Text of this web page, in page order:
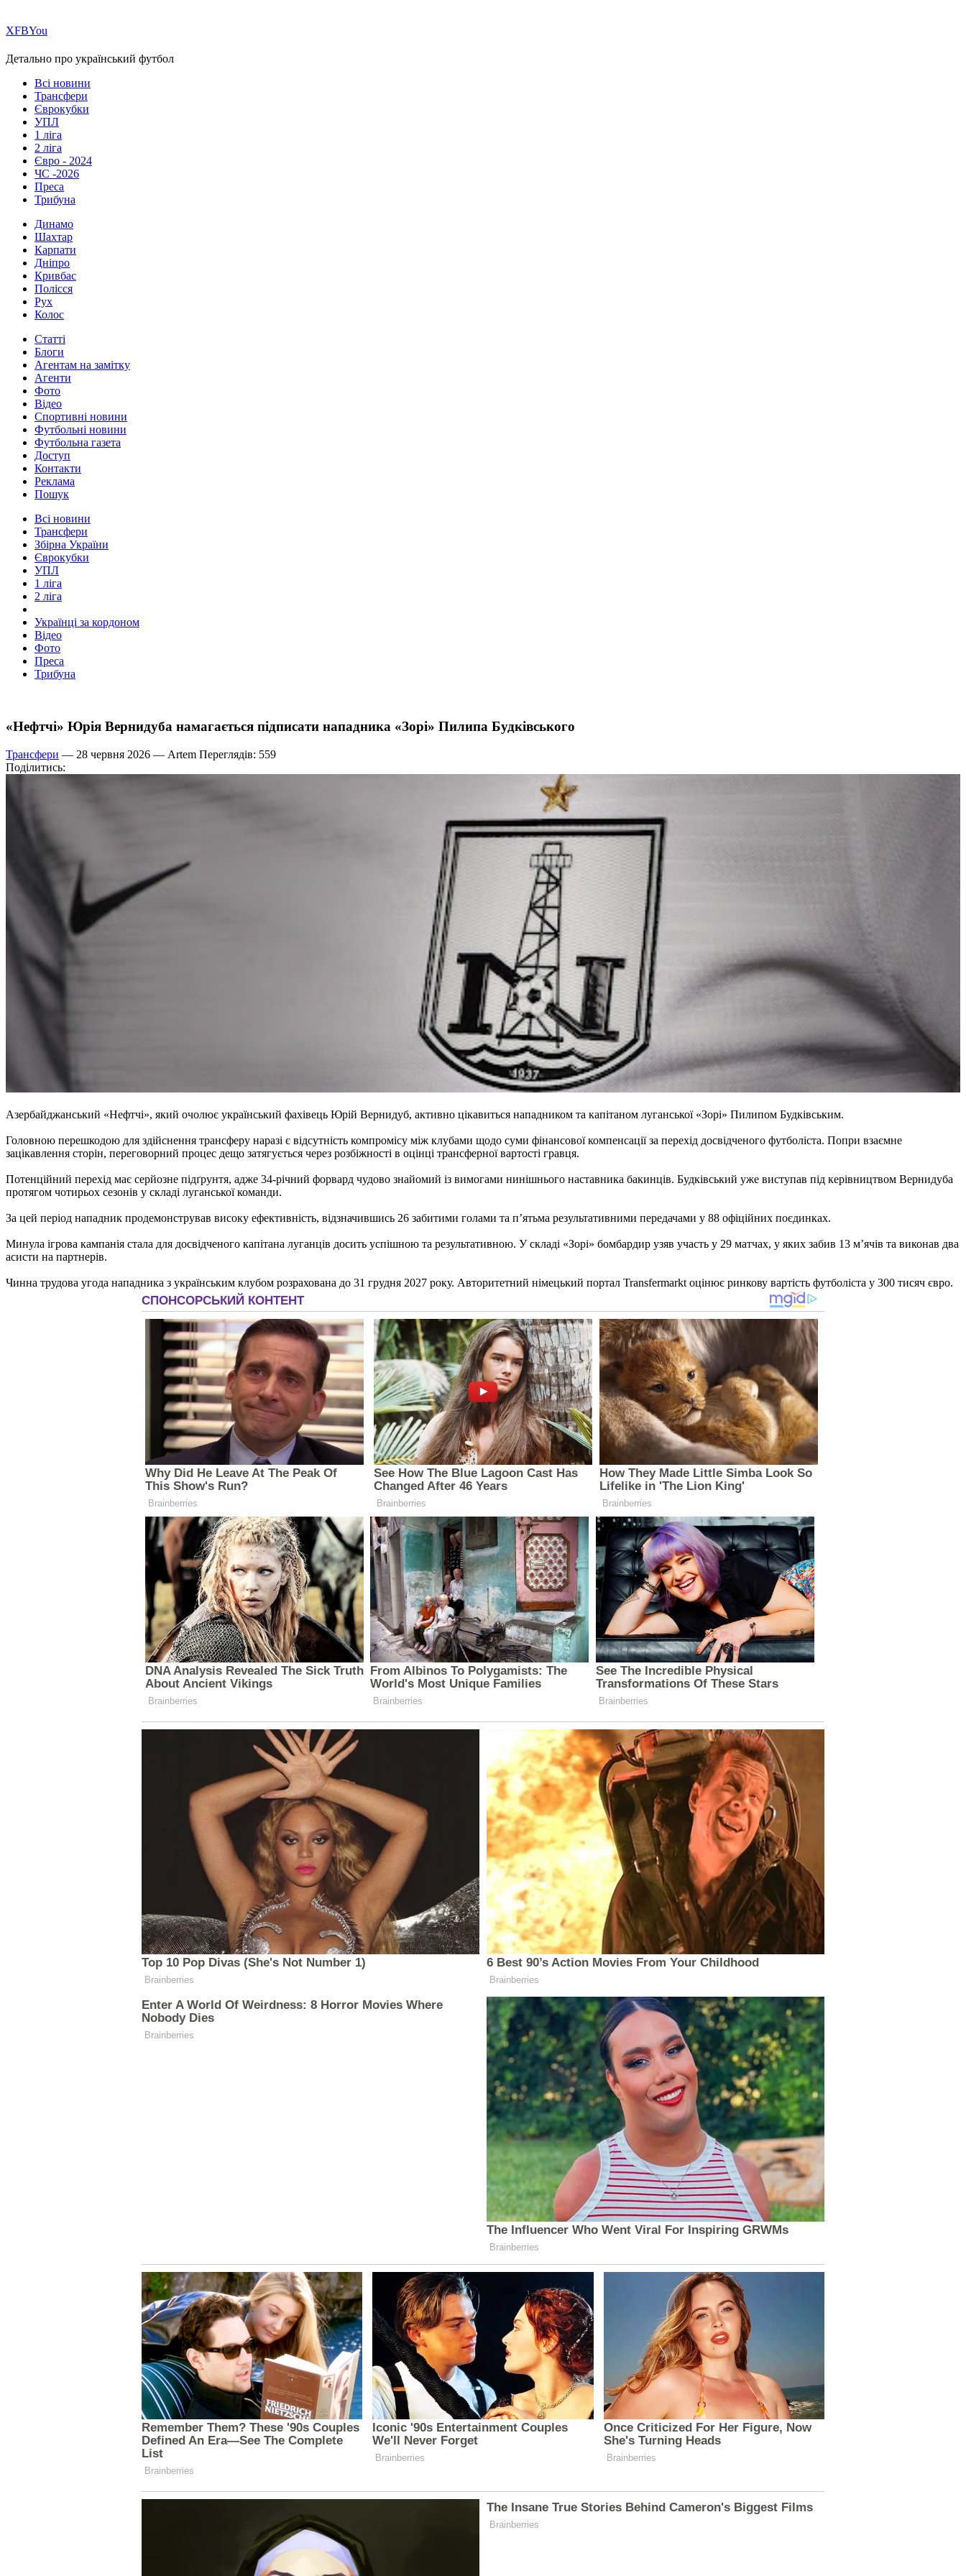
ХFBYou
Детально про український футбол
Всі новини
Трансфери
Єврокубки
УПЛ
1 ліга
2 ліга
Євро - 2024
ЧС -2026
Преса
Трибуна
Динамо
Шахтар
Карпати
Дніпро
Кривбас
Полісся
Рух
Колос
Статті
Блоги
Агентам на замітку
Агенти
Фото
Відео
Спортивні новини
Футбольні новини
Футбольна газета
Доступ
Контакти
Реклама
Пошук
Всі новини
Трансфери
Збірна України
Єврокубки
УПЛ
1 ліга
2 ліга
Українці за кордоном
Відео
Фото
Преса
Трибуна
«Нефтчі» Юрія Вернидуба намагається підписати нападника «Зорі» Пилипа Будківського
Трансфери — 28 червня 2026 — Artem Переглядів: 559
Поділитись:
Азербайджанський «Нефтчі», який очолює український фахівець Юрій Вернидуб, активно цікавиться нападником та капітаном луганської «Зорі» Пилипом Будківським.
Головною перешкодою для здійснення трансферу наразі є відсутність компромісу між клубами щодо суми фінансової компенсації за перехід досвідченого футболіста. Попри взаємне
зацікавлення сторін, переговорний процес дещо затягується через розбіжності в оцінці трансферної вартості гравця.
Потенційний перехід має серйозне підґрунтя, адже 34-річний форвард чудово знайомий із вимогами нинішнього наставника бакинців. Будківський уже виступав під керівництвом Вернидуба
протягом чотирьох сезонів у складі луганської команди.
За цей період нападник продемонстрував високу ефективність, відзначившись 26 забитими голами та п’ятьма результативними передачами у 88 офіційних поєдинках.
Минула ігрова кампанія стала для досвідченого капітана луганців досить успішною та результативною. У складі «Зорі» бомбардир узяв участь у 29 матчах, у яких забив 13 м’ячів та виконав два
асисти на партнерів.
Чинна трудова угода нападника з українським клубом розрахована до 31 грудня 2027 року. Авторитетний німецький портал Transfermarkt оцінює ринкову вартість футболіста у 300 тисяч євро.